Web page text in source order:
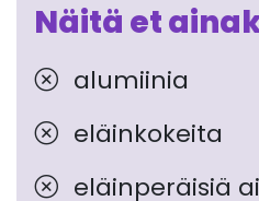
Näitä et
alumiinia
eläinkokeita
eläinperäisiä